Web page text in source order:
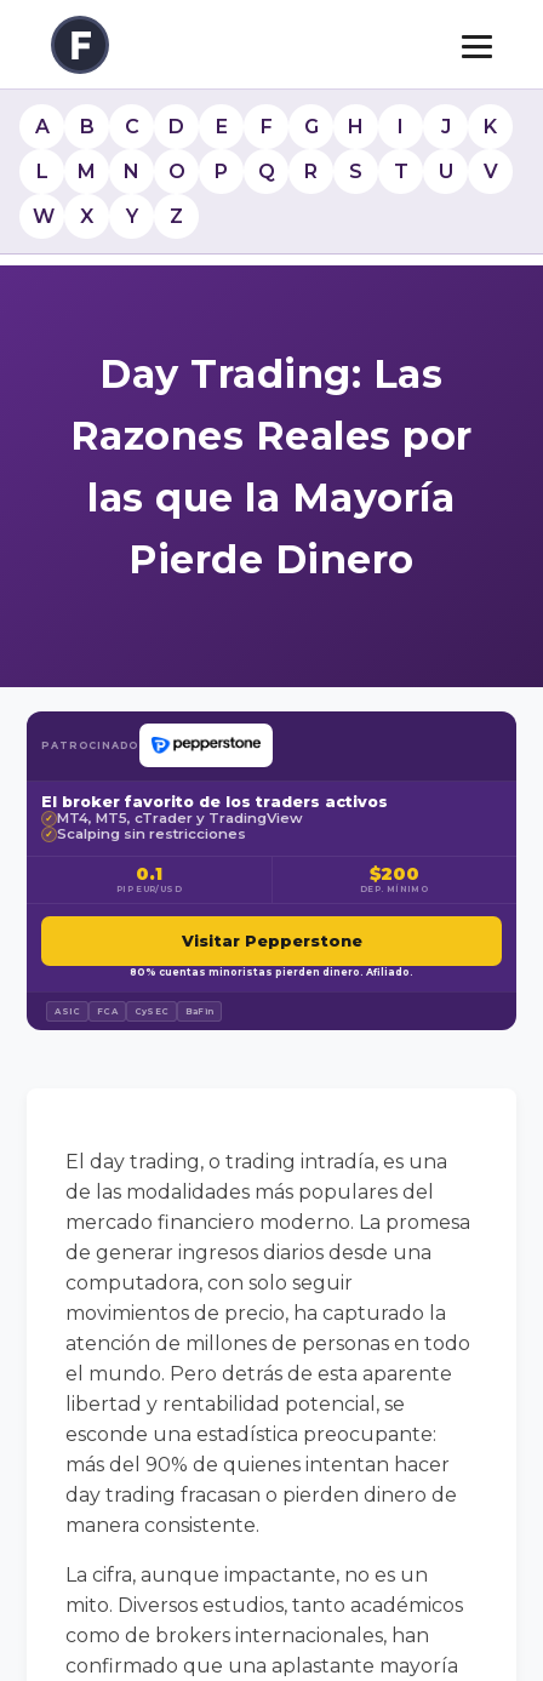
A B C D E F G H I J
K
L
M N O P Q R S T U
V
W
X Y Z
Day Trading: Las
Razones Reales por
las que la Mayoría
Pierde Dinero
PATROCINADO
El broker favorito de los traders activos
✓ MT4, MT5, cTrader y TradingView
✓ Scalping sin restricciones
0.1
PIP EUR/USD
$200
DEP. MÍNIMO
Visitar Pepperstone
80% cuentas minoristas pierden dinero. Afiliado.
ASIC FCA CySEC BaFin
El day trading, o trading intradía, es una
de las modalidades más populares del
mercado financiero moderno. La promesa
de generar ingresos diarios desde una
computadora, con solo seguir
movimientos de precio, ha capturado la
atención de millones de personas en todo
el mundo. Pero detrás de esta aparente
libertad y rentabilidad potencial, se
esconde una estadística preocupante:
más del 90% de quienes intentan hacer
day trading fracasan o pierden dinero de
manera consistente.
La cifra, aunque impactante, no es un
mito. Diversos estudios, tanto académicos
como de brokers internacionales, han
confirmado que una aplastante mayoría